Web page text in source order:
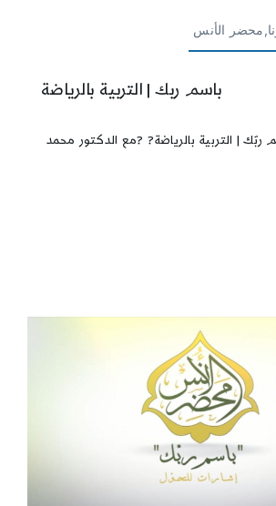
الأنس
باسم ربك | التربية بالرياضة
ربّك | التربية بالرياضة? ?️مع الدكتور محمد